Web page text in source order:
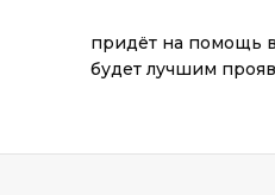
придёт на помощь в
будет лучшим